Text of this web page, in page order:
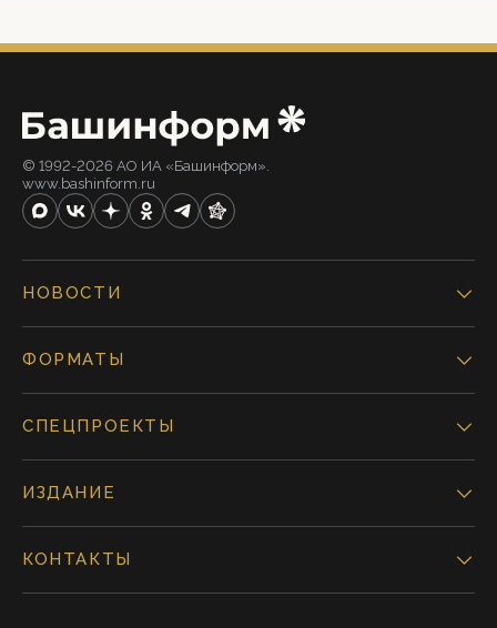
© 1992-2026 АО ИА «Башинформ».
www.bashinform.ru
НОВОСТИ
ФОРМАТЫ
СПЕЦПРОЕКТЫ
ИЗДАНИЕ
КОНТАКТЫ